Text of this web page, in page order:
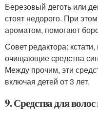
Березовый деготь или
стоят недорого. При
ароматом, помогают
Совет редактора:
очищающие средства
Между прочим, эти
включая детей от 3 лет.
9. Средства для